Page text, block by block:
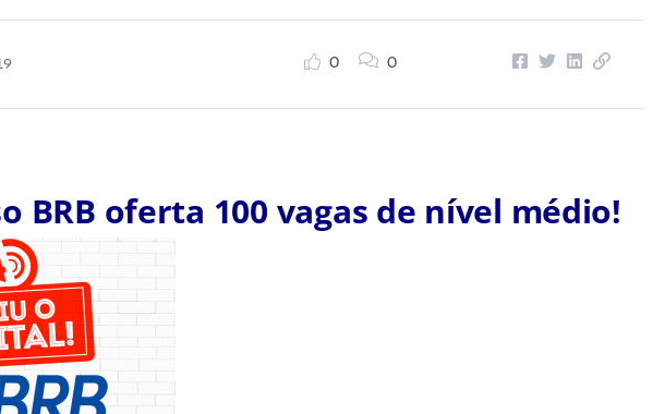
0 0
BRB oferta 100 vagas de nível médio!